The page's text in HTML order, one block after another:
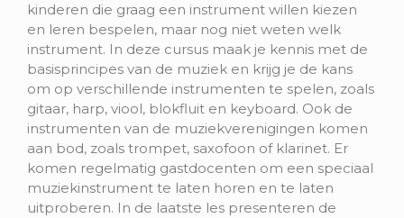
kinderen die graag een instrument willen kiezen
en leren bespelen, maar nog niet weten welk
instrument. In deze cursus maak je kennis met de
basisprincipes van de muziek en krijg je de kans
om op verschillende instrumenten te spelen, zoals
gitaar, harp, viool, blokfluit en keyboard. Ook de
instrumenten van de muziekverenigingen komen
aan bod, zoals trompet, saxofoon of klarinet. Er
komen regelmatig gastdocenten om een speciaal
muziekinstrument te laten horen en te laten
uitproberen. In de laatste les presenteren de